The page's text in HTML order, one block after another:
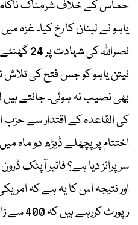
حماس کے خلاف شرمناک
یاہو نے لبنان کا رخ کیا۔ غزہ
نصراللہ
نیتن یاہو کو جس فتح کی تلاش
بھی نصیب نہ ہوئی۔ جانتے ہیں
کی القاعدہ کے اقتدار سے حزب
اختتام پر پچھلے ڈیڑھ دو ماہ
سرپرائز دیا ہے؟ فائبر آپٹک
اور نتیجہ اس کا یہ ہے کہ
رپورٹ